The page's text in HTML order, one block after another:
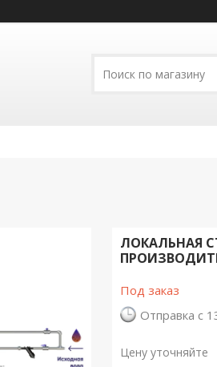
ЛОКАЛЬНАЯ
Под заказ
Отправка с
Цену уточняйте